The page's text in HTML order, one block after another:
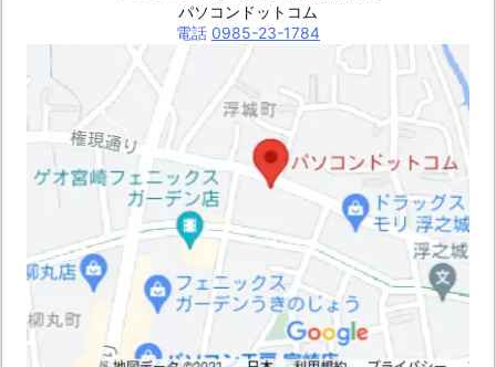
パソコンドットコム
電話 0985-23-1784